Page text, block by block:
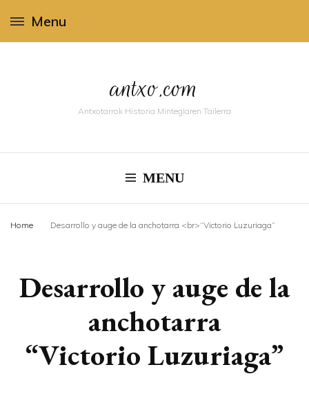
Menu
antxo.com
Antxotarrok Historia Mintegiaren Tailerra
MENU
Home Desarrollo y auge de la anchotarra <br>“Victorio Luzuriaga”
Desarrollo y auge de la
anchotarra
“Victorio Luzuriaga”